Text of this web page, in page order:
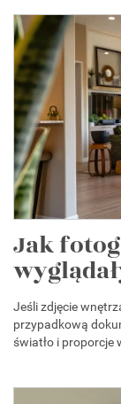
Jak
Jeśli zdjęcie
przypadkową
światło i proporcje